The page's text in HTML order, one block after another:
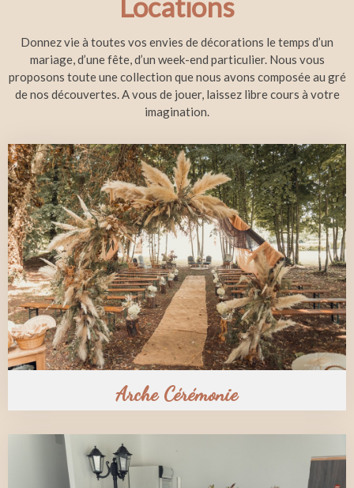
Donnez vie à toutes vos envies de décorations le temps d’un
mariage, d’une fête, d’un week-end particulier. Nous vous
proposons toute une collection que nous avons composée au gré
de nos découvertes. A vous de jouer, laissez libre cours à votre
imagination.
Arche Cérémonie